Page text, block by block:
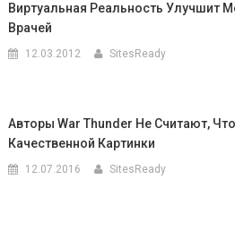
Виртуальная Реальность Улучшит
Врачей
12.03.2012 SitesReady
Авторы War Thunder Не Считают,
Качественной Картинки
12.07.2016 SitesReady